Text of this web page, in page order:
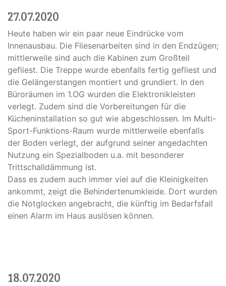
27.07.2020
Heute haben wir ein paar neue Eindrücke vom
Innenausbau. Die Fliesenarbeiten sind in den Endzügen;
mittlerweile sind auch die Kabinen zum Großteil
gefliest. Die Treppe wurde ebenfalls fertig gefliest und
die Gelängerstangen montiert und grundiert. In den
Büroräumen im 1.OG wurden die Elektronikleisten
verlegt. Zudem sind die Vorbereitungen für die
Kücheninstallation so gut wie abgeschlossen. Im Multi-
Sport-Funktions-Raum wurde mittlerweile ebenfalls
der Boden verlegt, der aufgrund seiner angedachten
Nutzung ein Spezialboden u.a. mit besonderer
Trittschalldämmung ist.
Dass es zudem auch immer viel auf die Kleinigkeiten
ankommt, zeigt die Behindertenumkleide. Dort wurden
die Notglocken angebracht, die künftig im Bedarfsfall
einen Alarm im Haus auslösen können.
18.07.2020